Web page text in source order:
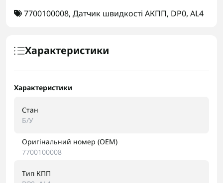
7700100008, Датчик швидкості АКПП, DP0, AL4
Характеристики
Характеристики
Стан
Б/У
Оригінальний номер (OEM)
7700100008
Тип КПП